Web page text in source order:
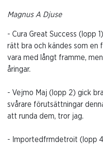
Magnus A Djuse
- Cura Great Success (lopp
rätt bra och kändes som en
vara med långt framme,
åringar.
- Vejmo Maj (lopp 2) gick
svårare förutsättningar
att runda dem, tror jag.
- Importedfrmdetroit (lopp